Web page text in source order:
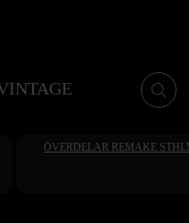
ÖVERDELAR REMAKE